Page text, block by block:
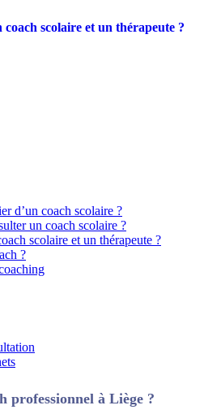
scolaire et un thérapeute ?
d’un coach scolaire ?
un coach scolaire ?
scolaire et un thérapeute ?
?
professionnel à Liège ?